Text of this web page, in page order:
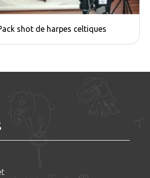
shot de harpes celtiques